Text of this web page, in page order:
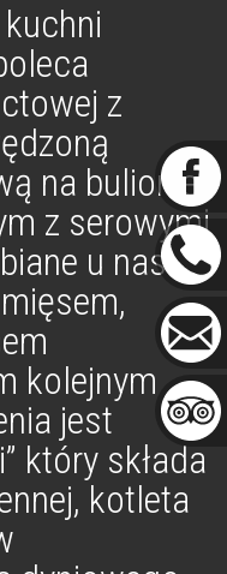
z
na bulionie
z serowymi
u nas
kolejnym
jest
który składa
kotleta